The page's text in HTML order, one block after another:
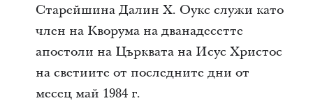
Старейшина Далин Х. Оукс служи като
член на Кворума на дванадесетте
апостоли на Църквата на Исус Христос
на светиите от последните дни от
месец май 1984 г.